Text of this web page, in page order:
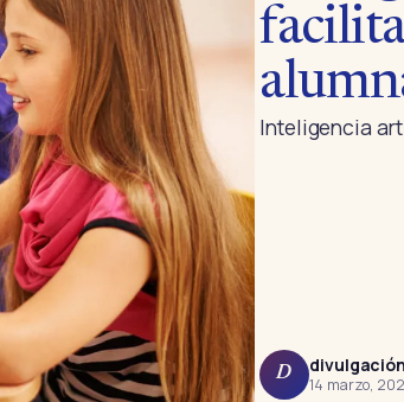
Inteligencia
D
14 marzo,